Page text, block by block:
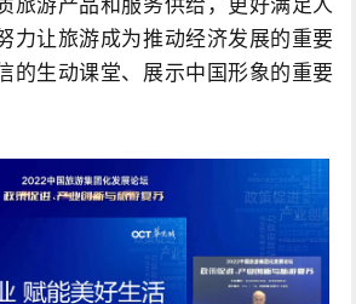
力让旅游成为推动经济发展的重要
的生动课堂、展示中国形象的重要